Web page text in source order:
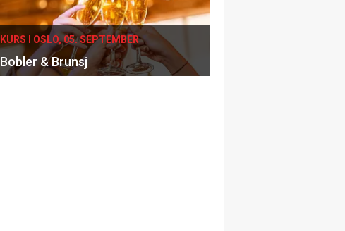
KURS I OSLO, 05. SEPTEMBER
Bobler & Brunsj